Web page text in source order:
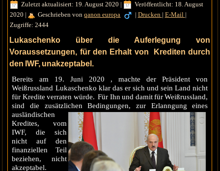
Zuletzt aktualisiert: 19. August 2020 |
Veröffentlicht: 18. August
2020 | Geschrieben vonqanon europa | Drucken | E-Mail |
Zugriffe: 2444
Lukaschenko über die Auferlegung von
Voraussetzungen, für den Erhalt von Krediten durch
den IWF, unakzeptabel.
Bereits am 19. Juni 2020 , machte der Präsident von
Weißrussland Lukaschenko klar das er sich und sein Land nicht
für Kredite verraten würde. Für Ihn und damit für Weißrussland,
sind die zusätzlichen Bedingungen, zur Erlanngung eines
ausländischen
Kredites, vom
IWF, die sich
nicht auf den
finanziellen Teil
beziehen, nicht
akzeptabel.